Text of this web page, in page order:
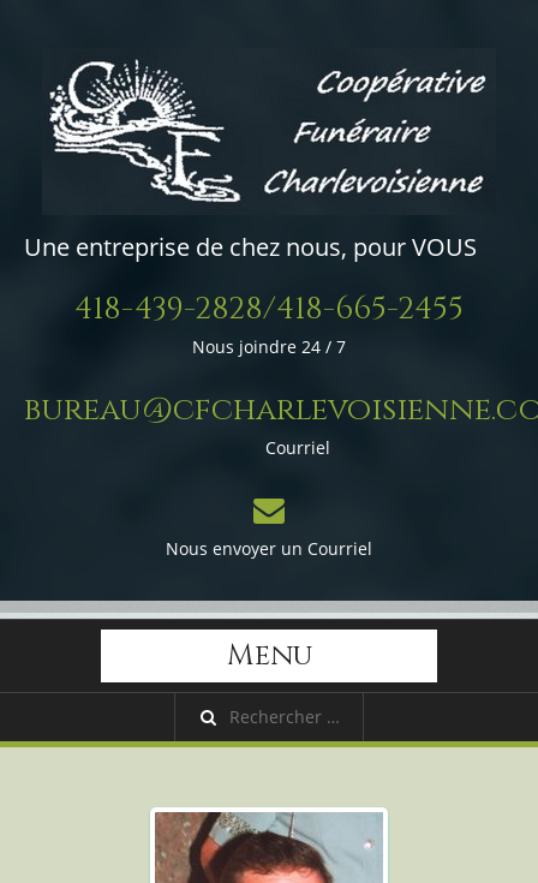
Une entreprise de chez nous, pour VOUS
418-439-2828/418-665-2455
Nous joindre 24 / 7
Courriel
Nous envoyer un Courriel
Menu